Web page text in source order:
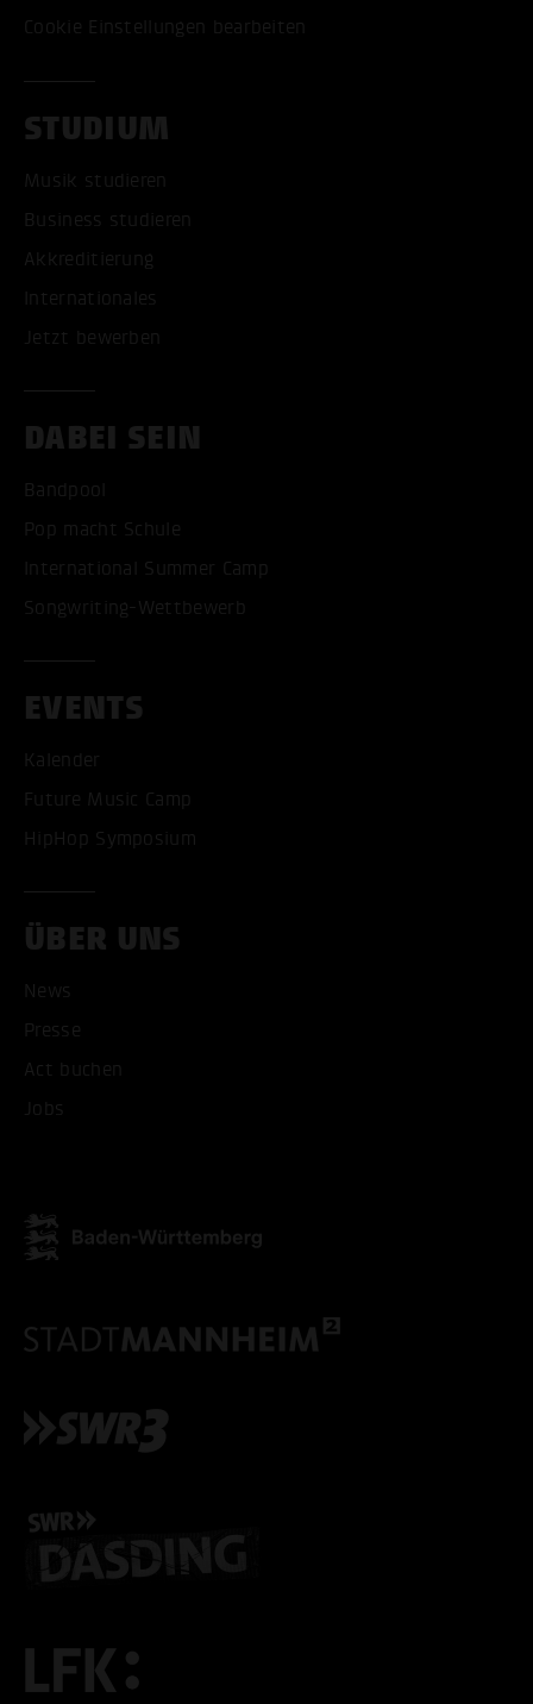
Cookie Einstellungen bearbeiten
STUDIUM
Musik studieren
Business studieren
Akkreditierung
Internationales
Jetzt bewerben
DABEI SEIN
Bandpool
Pop macht Schule
International Summer Camp
Songwriting-Wettbewerb
EVENTS
Kalender
Future Music Camp
HipHop Symposium
ÜBER UNS
News
Presse
Act buchen
Jobs